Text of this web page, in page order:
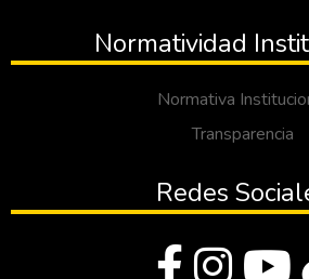
Normatividad
Normativa
Transparencia
Redes